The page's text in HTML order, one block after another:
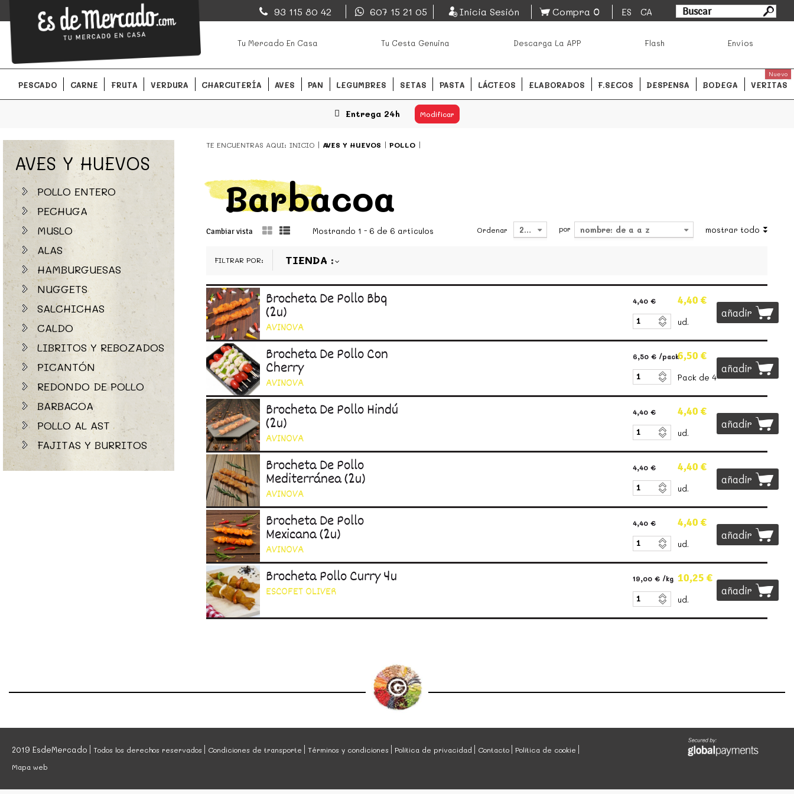
EsDeMercado.com
EsDeMercado.comte lleva a casa los mejores productos de los mejores mercados de
Barcelona y de productores locales.
EsDeMercado.com
Barcelona y de productores locales.
93 115 80 42 607 15 21 05 Inicia Sesión Compra 0 ES CA
Tu Mercado En Casa Tu Cesta Genuina Descarga La APP Flash Envíos
PESCADO CARNE FRUTA VERDURA CHARCUTERÍA AVES PAN LEGUMBRES SETAS PASTA LÁCTEOS ELABORADOS F.SECOS DESPENSA BODEGA VERITAS
Nuevo
Entrega 24h Modificar
TE ENCUENTRAS AQUI: INICIO AVES Y HUEVOS POLLO
Barbacoa
Cambiar vista Mostrando 1 - 6 de 6 artículos mostrar todo
por nombre: de a a z
Ordenar 24
FILTRAR POR: TIENDA
Brocheta De Pollo Bbq
(2u)
AVINOVA
4,40 € 4,40 €
ud.
añadir
Brocheta De Pollo Con
Cherry
AVINOVA
6,50 € /pack6,50 €
Pack de 4
añadir
Brocheta De Pollo Hindú
(2u)
AVINOVA
4,40 € 4,40 €
ud.
añadir
Brocheta De Pollo
Mediterránea (2u)
AVINOVA
4,40 € 4,40 €
ud.
añadir
Brocheta De Pollo
Mexicana (2u)
AVINOVA
4,40 € 4,40 €
ud.
añadir
Brocheta Pollo Curry 4u
ESCOFET OLIVER
19,00 € /kg 10,25 €
ud.
añadir
AVES Y HUEVOS
POLLO ENTERO
PECHUGA
MUSLO
ALAS
HAMBURGUESAS
NUGGETS
SALCHICHAS
CALDO
LIBRITOS Y REBOZADOS
PICANTÓN
REDONDO DE POLLO
BARBACOA
POLLO AL AST
FAJITAS Y BURRITOS
2019 EsdeMercado Todos los derechos reservados Condiciones de transporte Términos y condiciones Política de privacidad Contacto
Política de cookie
Mapa web